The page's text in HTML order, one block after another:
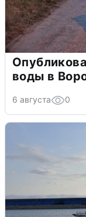
воды в
6 августа 0